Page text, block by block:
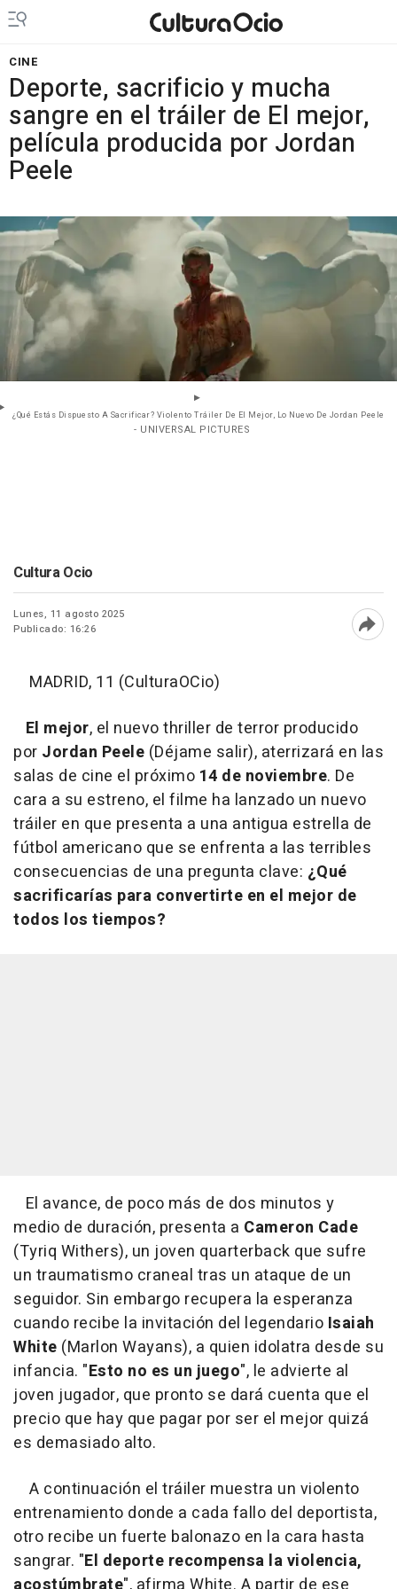
CINE
Deporte, sacrificio y mucha
sangre en el tráiler de El mejor,
película producida por Jordan
Peele
¿Qué Estás Dispuesto A Sacrificar? Violento Tráiler De El Mejor, Lo Nuevo De Jordan Peele
- UNIVERSAL PICTURES
Cultura Ocio
Lunes, 11 agosto 2025
Publicado: 16:26
MADRID, 11 (CulturaOCio)
El mejor, el nuevo thriller de terror producido
por Jordan Peele (Déjame salir), aterrizará en las
salas de cine el próximo 14 de noviembre. De
cara a su estreno, el filme ha lanzado un nuevo
tráiler en que presenta a una antigua estrella de
fútbol americano que se enfrenta a las terribles
consecuencias de una pregunta clave: ¿Qué
sacrificarías para convertirte en el mejor de
todos los tiempos?
El avance, de poco más de dos minutos y
medio de duración, presenta a Cameron Cade
(Tyriq Withers), un joven quarterback que sufre
un traumatismo craneal tras un ataque de un
seguidor. Sin embargo recupera la esperanza
cuando recibe la invitación del legendario Isaiah
White (Marlon Wayans), a quien idolatra desde su
infancia. "Esto no es un juego", le advierte al
joven jugador, que pronto se dará cuenta que el
precio que hay que pagar por ser el mejor quizá
es demasiado alto.
A continuación el tráiler muestra un violento
entrenamiento donde a cada fallo del deportista,
otro recibe un fuerte balonazo en la cara hasta
sangrar. "El deporte recompensa la violencia,